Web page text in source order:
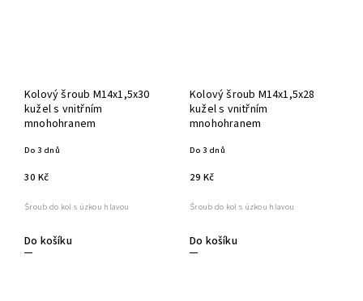
Kolový šroub M14x1,5x30
kužel s vnitřním
mnohohranem
Do 3 dnů
30 Kč
Do košíku
Šroub do kol s úzkou hlavou
Kolový šroub M14x1,5x28
kužel s vnitřním
mnohohranem
Do 3 dnů
29 Kč
Do košíku
Šroub do kol s úzkou hlavou